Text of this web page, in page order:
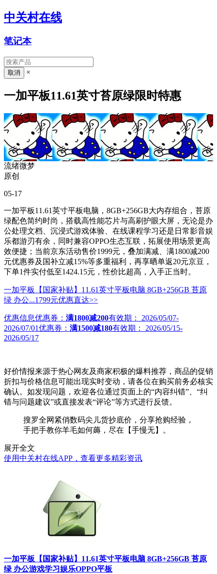
中关村在线
笔记本
×
一加平板11.61英寸苔原绿限时特惠
流绪微梦
原创
05-17
一加平板11.61英寸平板电脑，8GB+256GB大内存组合，苔原
绿配色简约时尚，搭载高性能芯片与高刷护眼大屏，无论是办
公处理文档、沉浸式游戏体验、在线课程学习还是日常影音娱
乐都游刃有余，同时兼容OPPO生态互联，拓展使用场景更高
效便捷；当前京东活动售价1999元，叠加满减、满1800减200
元优惠券及国补立减15%等多重福利，再享晒单返20元京豆，
下单1件实付低至1424.15元，性价比超高，入手正当时。
一加平板【国家补贴】11.61英寸平板电脑 8GB+256GB 苔原
绿 办公...1799元优惠直达>>
优惠信息优惠券： 满1800减200有效期：
2026/05/07-
2026/07/01优惠券： 满1500减180有效期：
2026/05/15-
2026/05/17
好价情报来源于热心网友及商家积极的爆料推荐，商品的促销
折扣与价格信息可能出现实时变动，请各位在购买前务必核实
确认。如发现问题，欢迎各位通过页面上的“内容纠错”、“纠
错与问题建议”或直接发表“评论”等方式进行反馈。
搜罗全网紧俏数码尖儿货抄底价，分享抢购经验，
手把手教你羊毛如何薅，尽在【手慢无】。
展开全文
使用中关村在线APP，查看更多精彩资讯
一加平板【国家补贴】11.61英寸平板电脑 8GB+256GB 苔原
绿 办公游戏学习娱乐OPPO平板